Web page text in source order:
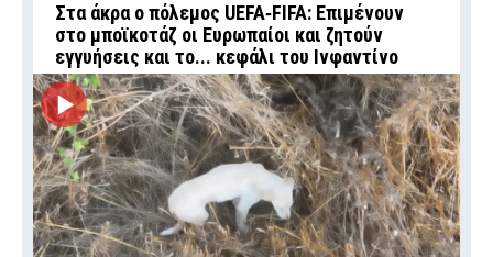
Στα άκρα ο πόλεμος UEFA‑FIFA: Επιμένουν
στο μποϊκοτάζ οι Ευρωπαίοι και ζητούν
εγγυήσεις και το... κεφάλι του Ινφαντίνο